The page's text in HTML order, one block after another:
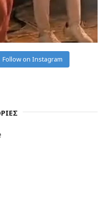
Follow on Instagram